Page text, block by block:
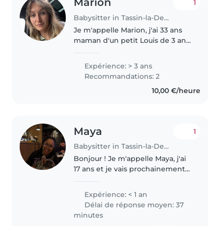
Babysitter in Tassin-la-Demi-Lune
1
Je m'appelle Marion, j'ai 33 ans
maman d'un petit Louis de 3 ans.
pendant ses 3 dernières années.
Ancienne responsable d'une..
Expérience: > 3 ans
Recommandations: 2
10,00 €/heure
Maya
Babysitter in Tassin-la-Demi-Lune
1
Bonjour ! Je m'appelle Maya, j'ai
17 ans et je vais prochainement
licence LEA (Langues Étrangères
Appliquées) avec pour objectif
de devenir hôtesse..
Expérience: < 1 an
Délai de réponse moyen: 37
minutes